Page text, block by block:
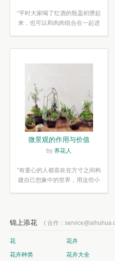
“平时大家喝了红酒的瓶盖积攒起
来，也可以和肉肉组合在一起进
微景观的作用与价值
by 养花人
“有童心的人都喜欢在方寸之间构
建自己想象中的世界，用这些小
锦上添花 ( 合作：
花 花卉
花卉种类
花卉大全